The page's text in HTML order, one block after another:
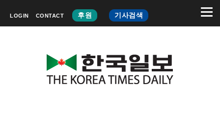
LOGIN CONTACT 후원 기사검색